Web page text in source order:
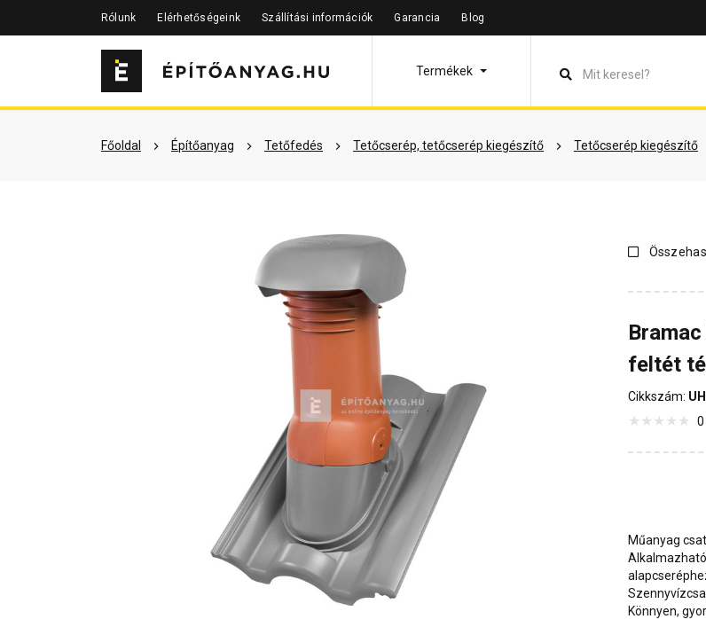
Rólunk Elérhetőségeink Szállítási információk Garancia Blog
Termékek
Főoldal Építőanyag Tetőfedés Tetőcserép, tetőcserép kiegészítő Tetőcserép kiegészítő
Részletes leírás Termékinformáció Vásárlói vélemények Kérdések és
feltét
Cikkszám:
0
Műanyag
Könnyen,